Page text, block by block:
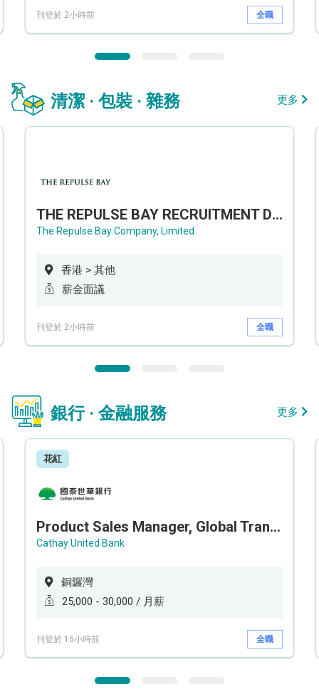
刊登於 2小時前 全職
清潔 · 包裝 · 雜務 更多
THE REPULSE BAY RECRUITMENT DAY 淺水灣影灣園人才招聘會
The Repulse Bay Company, Limited
香港 > 其他
薪金面議
刊登於 2小時前 全職
銀行 · 金融服務 更多
花紅
Product Sales Manager, Global Transaction Service (GTS)
Cathay United Bank
銅鑼灣
25,000 - 30,000 / 月薪
刊登於 15小時前 全職